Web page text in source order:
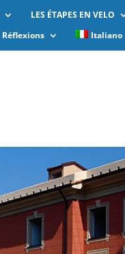
LES ÉTAPES EN VELO
Réflexions Italiano